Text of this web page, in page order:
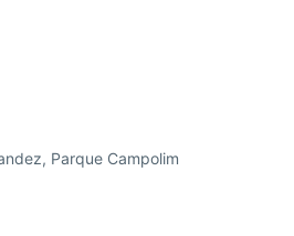
Parque Campolim